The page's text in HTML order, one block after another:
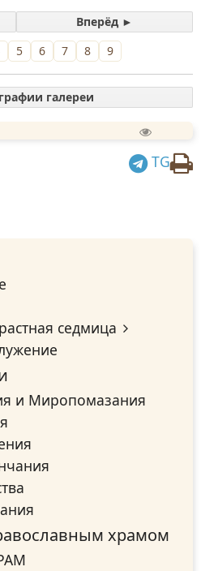
Вперёд ►
5 6 7 8 9
галереи
TG
седмица
и Миропомазания
храмом